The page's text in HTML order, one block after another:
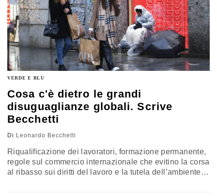
VERDE E BLU
Cosa c'è dietro le grandi
disuguaglianze globali. Scrive
Becchetti
Di Leonardo Becchetti
Riqualificazione dei lavoratori, formazione permanente,
regole sul commercio internazionale che evitino la corsa
al ribasso sui diritti del lavoro e la tutela dell’ambiente,